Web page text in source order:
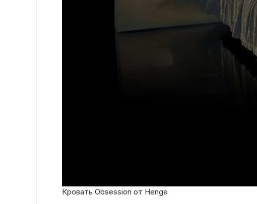
Кровать Obsession от Henge